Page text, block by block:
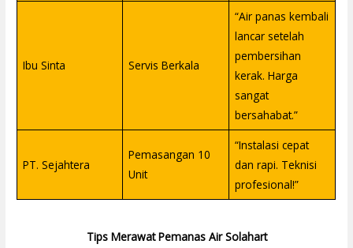
Ibu Sinta Servis Berkala
“Air panas kembali
lancar setelah
pembersihan
kerak. Harga
sangat
bersahabat.”
PT. Sejahtera
Pemasangan 10
Unit
“Instalasi cepat
dan rapi. Teknisi
profesional!”
Tips Merawat Pemanas Air Solahart